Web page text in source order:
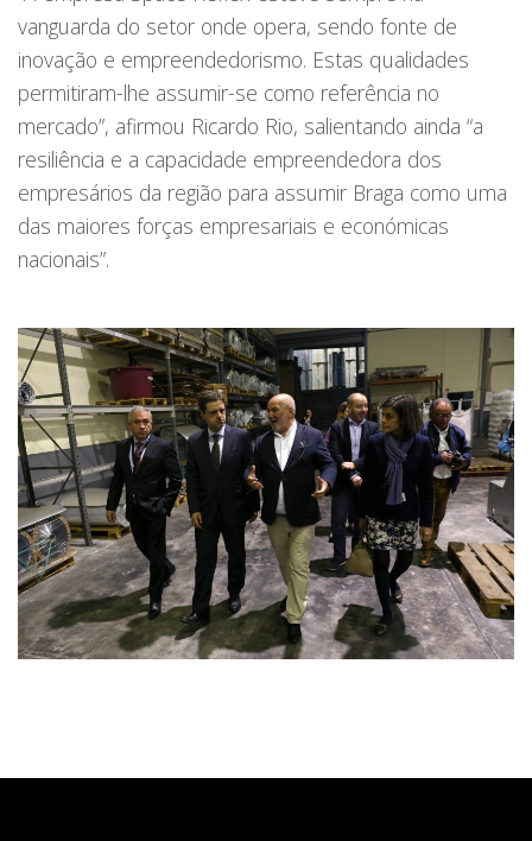
vanguarda do setor onde opera, sendo fonte de
inovação e empreendedorismo. Estas qualidades
permitiram-lhe assumir-se como referência no
mercado”, afirmou Ricardo Rio, salientando ainda “a
resiliência e a capacidade empreendedora dos
empresários da região para assumir Braga como uma
das maiores forças empresariais e económicas
nacionais”.